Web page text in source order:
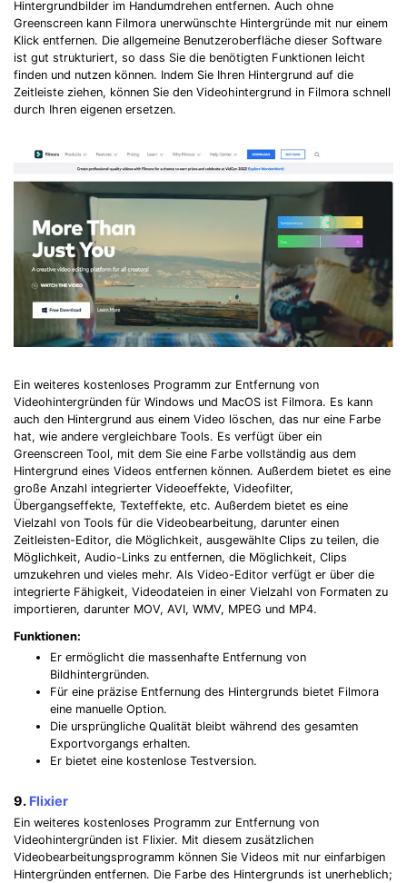
Hintergrundbilder im Handumdrehen entfernen. Auch ohne
Greenscreen kann Filmora unerwünschte Hintergründe mit nur einem
Klick entfernen. Die allgemeine Benutzeroberfläche dieser Software
ist gut strukturiert, so dass Sie die benötigten Funktionen leicht
finden und nutzen können. Indem Sie Ihren Hintergrund auf die
Zeitleiste ziehen, können Sie den Videohintergrund in Filmora schnell
durch Ihren eigenen ersetzen.
Ein weiteres kostenloses Programm zur Entfernung von
Videohintergründen für Windows und MacOS ist Filmora. Es kann
auch den Hintergrund aus einem Video löschen, das nur eine Farbe
hat, wie andere vergleichbare Tools. Es verfügt über ein
Greenscreen Tool, mit dem Sie eine Farbe vollständig aus dem
Hintergrund eines Videos entfernen können. Außerdem bietet es eine
große Anzahl integrierter Videoeffekte, Videofilter,
Übergangseffekte, Texteffekte, etc. Außerdem bietet es eine
Vielzahl von Tools für die Videobearbeitung, darunter einen
Zeitleisten-Editor, die Möglichkeit, ausgewählte Clips zu teilen, die
Möglichkeit, Audio-Links zu entfernen, die Möglichkeit, Clips
umzukehren und vieles mehr. Als Video-Editor verfügt er über die
integrierte Fähigkeit, Videodateien in einer Vielzahl von Formaten zu
importieren, darunter MOV, AVI, WMV, MPEG und MP4.
Funktionen:
Er ermöglicht die massenhafte Entfernung von
Bildhintergründen.
Für eine präzise Entfernung des Hintergrunds bietet Filmora
eine manuelle Option.
Die ursprüngliche Qualität bleibt während des gesamten
Exportvorgangs erhalten.
Er bietet eine kostenlose Testversion.
9. Flixier
Ein weiteres kostenloses Programm zur Entfernung von
Videohintergründen ist Flixier. Mit diesem zusätzlichen
Videobearbeitungsprogramm können Sie Videos mit nur einfarbigen
Hintergründen entfernen. Die Farbe des Hintergrunds ist unerheblich;
With AI Ease.
Record. Edit. Share. All with Filmora!
Got It Try It Now